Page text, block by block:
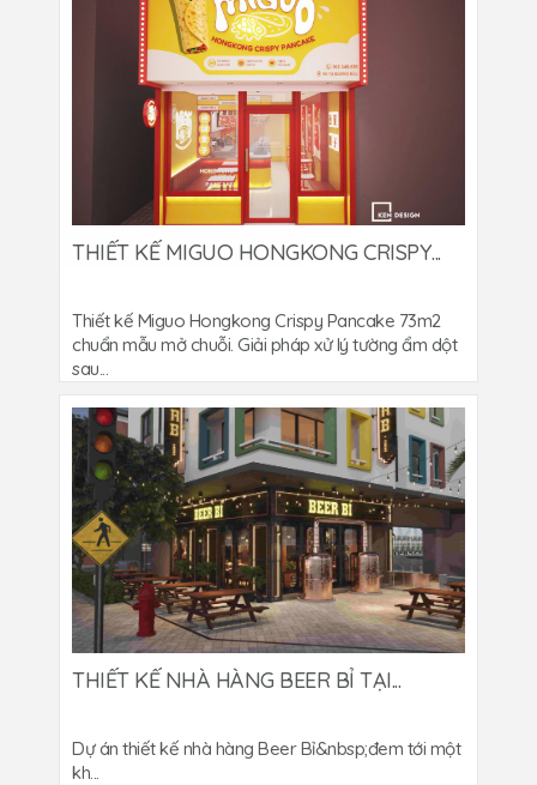
THIẾT KẾ MIGUO HONGKONG CRISPY...
Thiết kế Miguo Hongkong Crispy Pancake 73m2
chuẩn mẫu mở chuỗi. Giải pháp xử lý tường ẩm dột
sau...
THIẾT KẾ NHÀ HÀNG BEER BỈ TẠI...
Dự án thiết kế nhà hàng Beer Bỉ&nbsp;đem tới một
kh...